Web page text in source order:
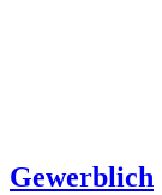
Gewerblich